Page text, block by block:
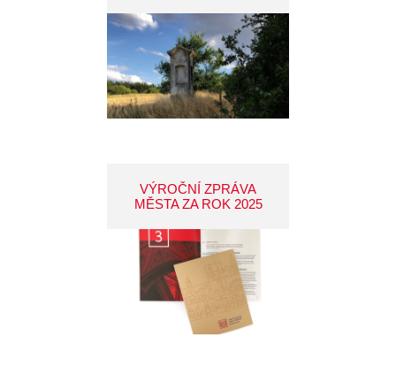
VÝROČNÍ ZPRÁVA
MĚSTA ZA ROK 2025